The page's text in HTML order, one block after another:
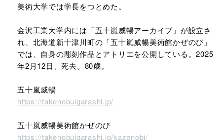
美術大学では学長をつとめた。
金沢工業大学内には「五十嵐威暢アーカイブ」が設立さ
れ、北海道新十津川町の「五十嵐威暢美術館かぜのび」
では、自身の彫刻作品とアトリエを公開している。2025
年2月12日、死去。80歳。
五十嵐威暢
https://takenobuigarashi.jp/
五十嵐威暢美術館かぜのび
https://takenobuigarashi.jp/kazenobi/